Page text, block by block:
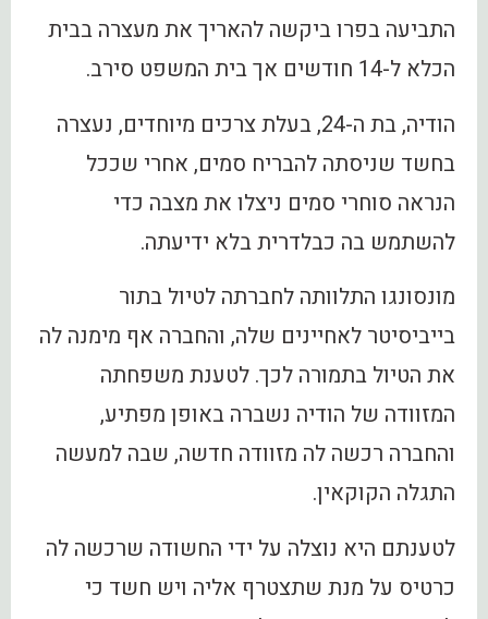
התביעה בפרו ביקשה להאריך את מעצרה בבית
הכלא ל-14 חודשים אך בית המשפט סירב.
הודיה, בת ה-24, בעלת צרכים מיוחדים, נעצרה
בחשד שניסתה להבריח סמים, אחרי שככל
הנראה סוחרי סמים ניצלו את מצבה כדי
להשתמש בה כבלדרית בלא ידיעתה.
מונסונגו התלוותה לחברתה לטיול בתור
בייביסיטר לאחיינים שלה, והחברה אף מימנה לה
את הטיול בתמורה לכך. לטענת משפחתה
המזוודה של הודיה נשברה באופן מפתיע,
והחברה רכשה לה מזוודה חדשה, שבה למעשה
התגלה הקוקאין.
לטענתם היא נוצלה על ידי החשודה שרכשה לה
כרטיס על מנת שתצטרף אליה ויש חשד כי